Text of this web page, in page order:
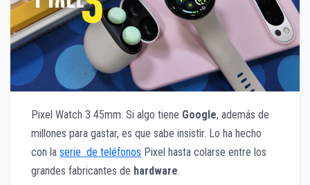
Pixel Watch 3 45mm. Si algo tiene Google, además de
millones para gastar, es que sabe insistir. Lo ha hecho
con la serie de teléfonos Pixel hasta colarse entre los
grandes fabricantes de hardware.